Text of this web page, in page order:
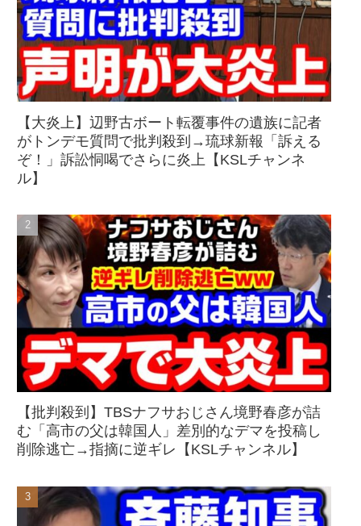
【大炎上】辺野古ボート転覆事件の遺族に記者
がトンデモ質問で批判殺到→琉球新報「訴える
ぞ！」訴訟恫喝でさらに炎上【KSLチャンネ
ル】
【批判殺到】TBSナフサおじさん境野春彦が詰
む「高市の父は韓国人」差別的なデマを投稿し
削除逃亡→指摘に逆ギレ【KSLチャンネル】